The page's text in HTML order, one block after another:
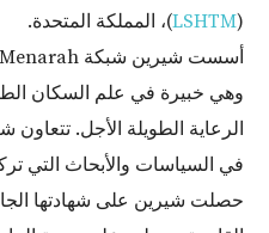
(
LSHTM)، المملكة المتحدة.
وهي خبيرة في علم السكان
الرعاية الطويلة الأجل. تتعاون
في السياسات والأبحاث التي
حصلت شيرين على شهادتها